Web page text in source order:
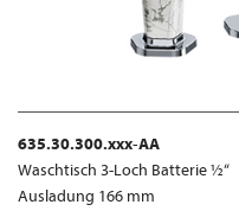
635.30.300.xxx-AA
Waschtisch 3-Loch Batterie ½“
Ausladung 166 mm